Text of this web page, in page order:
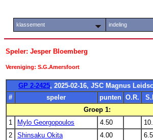
klassement indeling
Speler: Jesper Bloemberg
Vereniging: S.G.Amersfoort
GP 2-2425, 2025-02-16, JSC Magnus
#
speler punten O.R.
Groep 1:
1
Mylo Georgopoulos 4.50
2
Shinsaku Okita 4.00